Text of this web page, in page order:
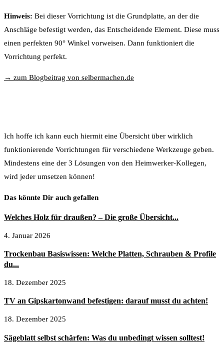
Hinweis: Bei dieser Vorrichtung ist die Grundplatte, an der die
Anschläge befestigt werden, das Entscheidende Element. Diese muss
einen perfekten 90° Winkel vorweisen. Dann funktioniert die
Vorrichtung perfekt.
→ zum Blogbeitrag von selbermachen.de
Ich hoffe ich kann euch hiermit eine Übersicht über wirklich
funktionierende Vorrichtungen für verschiedene Werkzeuge geben.
Mindestens eine der 3 Lösungen von den Heimwerker-Kollegen,
wird jeder umsetzen können!
Das könnte Dir auch gefallen
Welches Holz für draußen? – Die große Übersicht...
4. Januar 2026
Trockenbau Basiswissen: Welche Platten, Schrauben & Profile
du...
18. Dezember 2025
TV an Gipskartonwand befestigen: darauf musst du achten!
18. Dezember 2025
Sägeblatt selbst schärfen: Was du unbedingt wissen solltest!